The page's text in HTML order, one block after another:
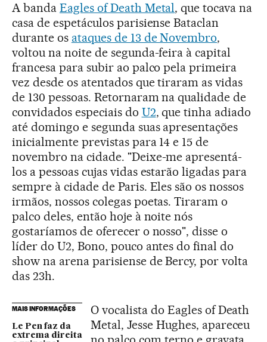
A banda Eagles of Death Metal, que tocava na
casa de espetáculos parisiense Bataclan
durante os ataques de 13 de Novembro,
voltou na noite de segunda-feira à capital
francesa para subir ao palco pela primeira
vez desde os atentados que tiraram as vidas
de 130 pessoas. Retornaram na qualidade de
convidados especiais do U2, que tinha adiado
até domingo e segunda suas apresentações
inicialmente previstas para 14 e 15 de
novembro na cidade. "Deixe-me apresentá-
los a pessoas cujas vidas estarão ligadas para
sempre à cidade de Paris. Eles são os nossos
irmãos, nossos colegas poetas. Tiraram o
palco deles, então hoje à noite nós
gostaríamos de oferecer o nosso", disse o
líder do U2, Bono, pouco antes do final do
show na arena parisiense de Bercy, por volta
das 23h.
MAIS INFORMAÇÕES
Le Pen faz da
extrema direita
O vocalista do Eagles of Death
Metal, Jesse Hughes, apareceu